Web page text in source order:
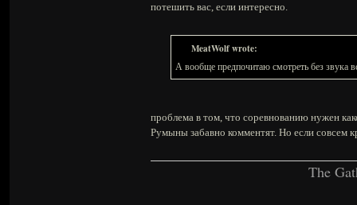
потешить вас, если интересно.
MeatWolf wrote:
А вообще предпочитаю смотреть без звука
проблема в том, что соревнованию нужен
Румыны забавно комментят. Но если совсем
The